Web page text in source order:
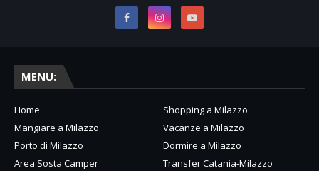
MENU:
Home
Shopping a Milazzo
Mangiare a Milazzo
Vacanze a Milazzo
Porto di Milazzo
Dormire a Milazzo
Area Sosta Camper
Transfer Catania-Milazzo